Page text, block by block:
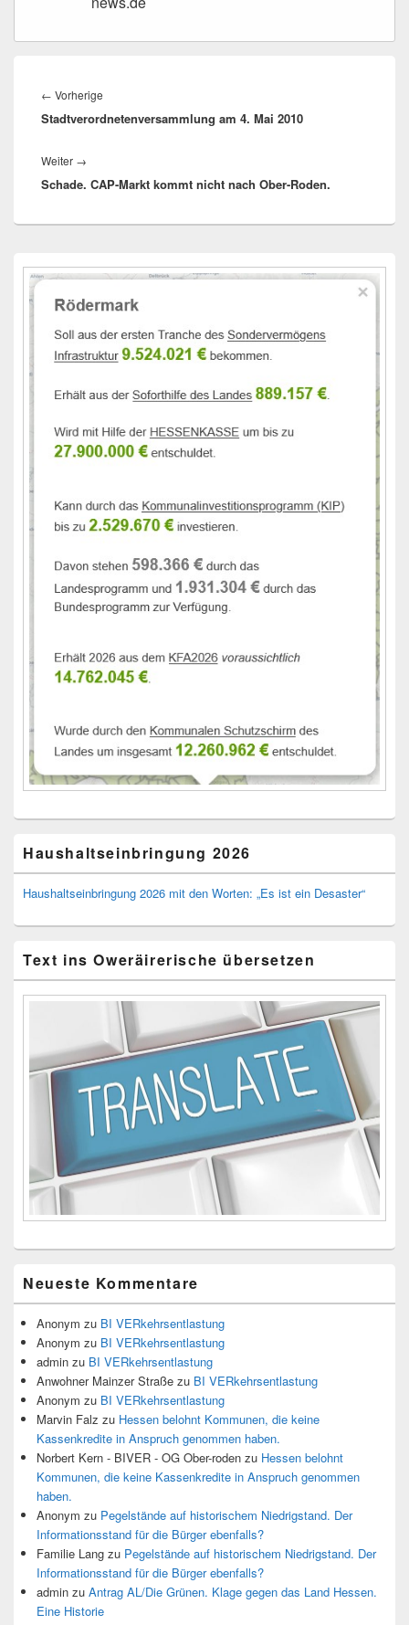
← Vorherige
Beitrag:
Stadtverordnetenversammlung am 4. Mai 2010
Weiter →
Beitrag:
Schade. CAP-Markt kommt nicht nach Ober-Roden.
Seitenleisten-
Widgetbereich
Haushaltseinbringung 2026
Haushaltseinbringung 2026 mit den Worten: „Es ist ein Desaster“
Text ins Oweräirerische übersetzen
Neueste Kommentare
Anonym zu BI VERkehrsentlastung
Anonym zu BI VERkehrsentlastung
admin zu BI VERkehrsentlastung
Anwohner Mainzer Straße zu BI VERkehrsentlastung
Anonym zu BI VERkehrsentlastung
Marvin Falz zu Hessen belohnt Kommunen, die keine
Kassenkredite in Anspruch genommen haben.
Norbert Kern - BIVER - OG Ober-roden zu Hessen belohnt
Kommunen, die keine Kassenkredite in Anspruch genommen
haben.
Anonym zu Pegelstände auf historischem Niedrigstand. Der
Informationsstand für die Bürger ebenfalls?
Familie Lang zu Pegelstände auf historischem Niedrigstand. Der
Informationsstand für die Bürger ebenfalls?
admin zu Antrag AL/Die Grünen. Klage gegen das Land Hessen.
Eine Historie